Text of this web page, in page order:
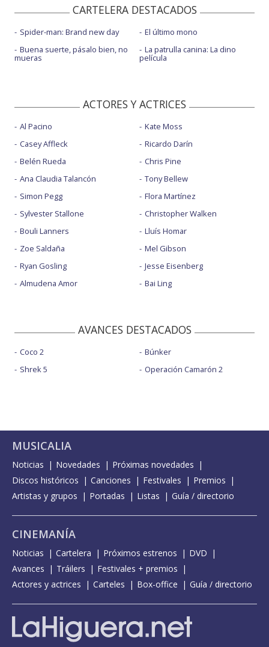
CARTELERA DESTACADOS
Spider-man: Brand new day
Buena suerte, pásalo bien, no
mueras
El último mono
La patrulla canina: La dino
película
ACTORES Y ACTRICES
Al Pacino
Casey Affleck
Belén Rueda
Ana Claudia Talancón
Simon Pegg
Sylvester Stallone
Bouli Lanners
Zoe Saldaña
Ryan Gosling
Almudena Amor
Kate Moss
Ricardo Darín
Chris Pine
Tony Bellew
Flora Martínez
Christopher Walken
Lluís Homar
Mel Gibson
Jesse Eisenberg
Bai Ling
AVANCES DESTACADOS
Coco 2
Shrek 5
Búnker
Operación Camarón 2
MUSICALIA
Noticias Novedades
Próximas novedades
Discos históricos
Canciones Festivales
Premios
Artistas y grupos
Portadas Listas Guía / directorio
CINEMANÍA
Noticias Cartelera Próximos estrenos
DVD
Avances
Tráilers
Festivales + premios
Actores y actrices
Carteles Box-office Guía / directorio